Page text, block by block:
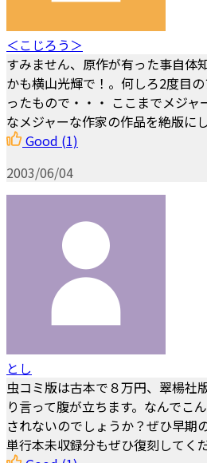
＜こじろう＞
すみません、原作が有った事自体
かも横山光輝で！。何しろ2度目
ったもので・・・ ここまでメジャ
なメジャーな作家の作品を絶版に
Good (1)
2003/06/04
とし
虫コミ版は古本で８万円、翠楊社
り言って腹が立ちます。なんでこ
されないのでしょうか？ぜひ早期
単行本未収録分もぜひ復刻してく